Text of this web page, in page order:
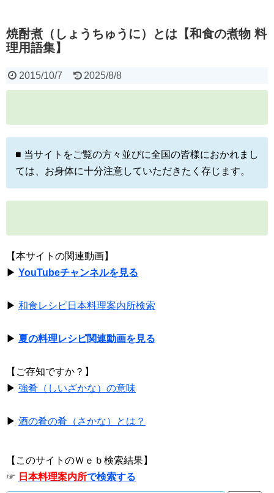
焼酎煮（しょうちゅうに）とは【和食の煮物 料
理用語集】
2015/10/7 2025/8/8
■ 当サイトをご覧の方々並びに全国の皆様におかれまし
ては、お身体に十分注意していただきたく存じます。
【本サイトの関連動画】
▶ YouTubeチャンネルを見る
▶ 和食レシピ日本料理案内所検索
▶ 夏の料理レシピ関連動画を見る
【ご存知ですか？】
▶ 強肴（しいざかな）の意味
▶ 酒の肴の肴（さかな）とは？
【このサイトのＷｅｂ検索結果】
☞ 日本料理案内所で検索する